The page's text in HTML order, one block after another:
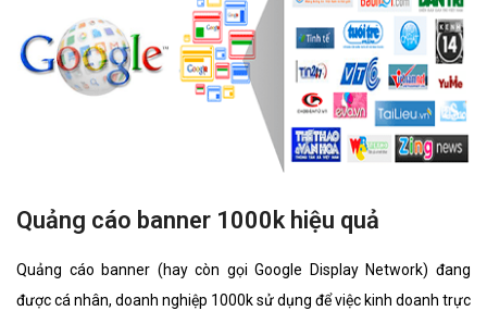
Quảng cáo banner 1000k hiệu quả
Quảng cáo banner (hay còn gọi Google Display Network) đang
được cá nhân, doanh nghiệp 1000k sử dụng để việc kinh doanh trực